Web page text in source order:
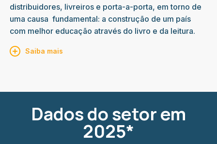
distribuidores, livreiros e porta-a-porta, em torno de
uma causa fundamental: a construção de um país
com melhor educação através do livro e da leitura.
Saiba mais
Dados do setor em
2025*